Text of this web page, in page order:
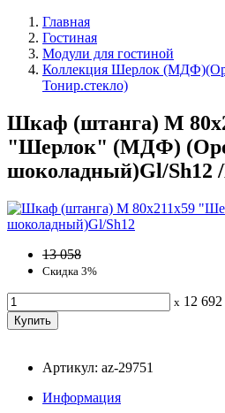
Главная
Гостиная
Модули для гостиной
Коллекция Шерлок
Тонир.стекло)
Шкаф (штанга) M
"Шерлок" (МДФ)
шоколадный)Gl/Sh12 /
13 058
Скидка 3%
x 12 692
Артикул: az-29751
Информация